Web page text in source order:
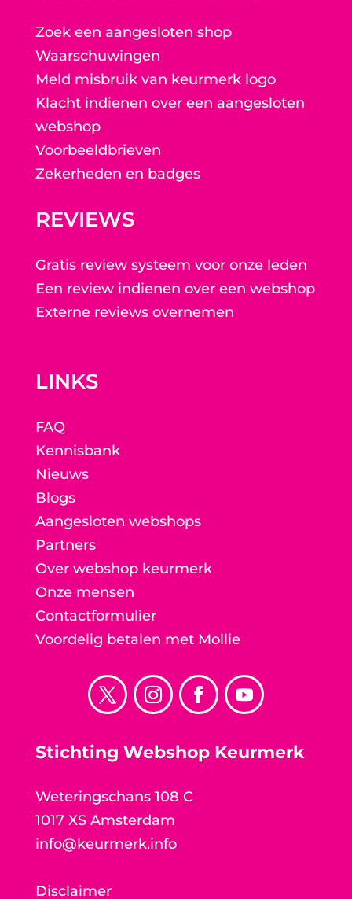
Zoek een aangesloten shop
Waarschuwingen
Meld misbruik van keurmerk logo
Klacht indienen over een aangesloten
webshop
Voorbeeldbrieven
Zekerheden en badges
REVIEWS
Gratis review systeem voor onze leden
Een review indienen over een webshop
Externe reviews overnemen
LINKS
FAQ
Kennisbank
Nieuws
Blogs
Aangesloten webshops
Partners
Over webshop keurmerk
Onze mensen
Contactformulier
Voordelig betalen met Mollie
Stichting Webshop Keurmerk
Weteringschans 108 C
1017 XS Amsterdam
info@keurmerk.info
Disclaimer